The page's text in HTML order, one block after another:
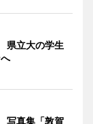
県立大の学生
写真集「敦賀